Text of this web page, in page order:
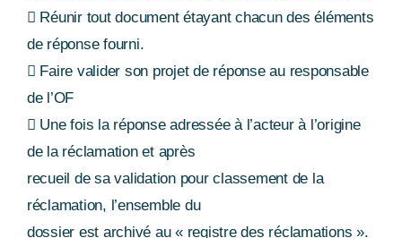
 Réunir tout document étayant chacun des éléments
de réponse fourni.
 Faire valider son projet de réponse au responsable
de l’OF
 Une fois la réponse adressée à l’acteur à l’origine
de la réclamation et après
recueil de sa validation pour classement de la
réclamation, l’ensemble du
dossier est archivé au « registre des réclamations ».